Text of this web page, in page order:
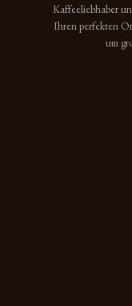
Kaffeeliebhaber
Ihren perfekten
um